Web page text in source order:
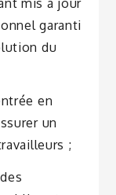
garanti
du
en
un
;